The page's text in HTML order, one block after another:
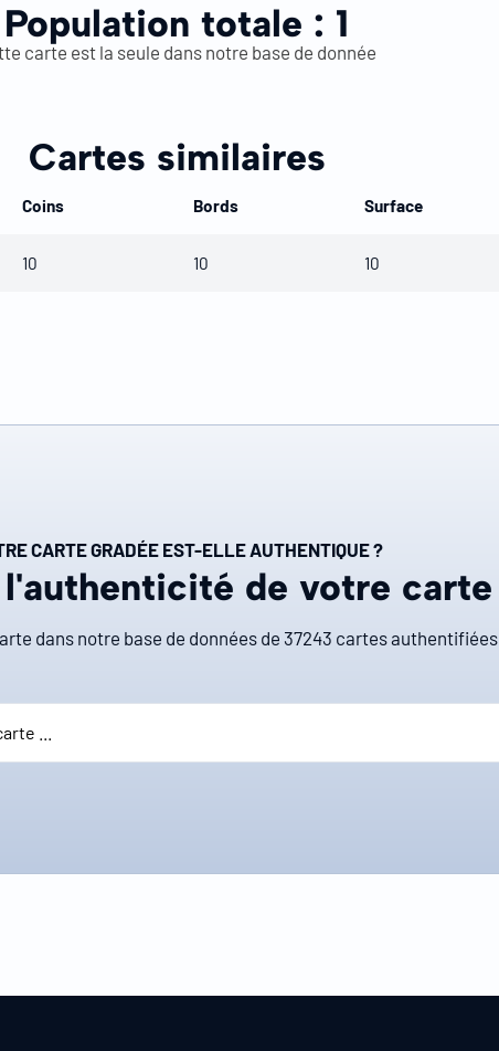
Population totale : 1
carte est la seule dans notre base de donnée
Cartes similaires
Coins Bords Surface
10 10 10
CARTE GRADÉE EST-ELLE AUTHENTIQUE ?
de votre carte
dans notre base de données de 37243 cartes authentifiées